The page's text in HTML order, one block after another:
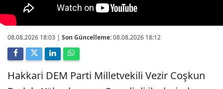
08.08.2026 18:03 | Son Güncelleme:08.08.2026 18:12
Hakkari DEM Parti Milletvekili Vezir Coşkun